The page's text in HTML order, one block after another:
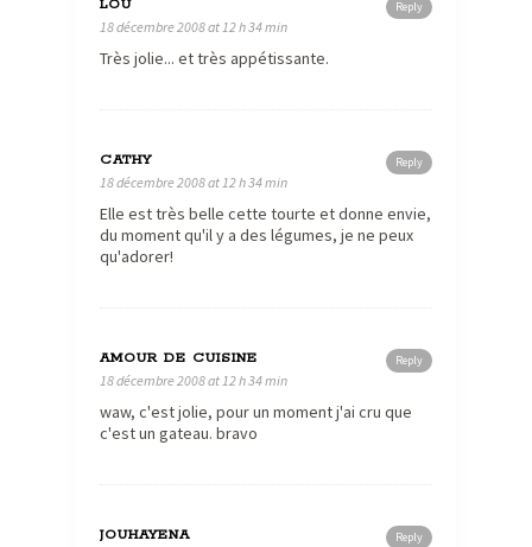
Reply
LOU
18 décembre 2008 at 12 h 34 min
Très jolie... et très appétissante.
Reply
CATHY
18 décembre 2008 at 12 h 34 min
Elle est très belle cette tourte et donne envie,
du moment qu'il y a des légumes, je ne peux
qu'adorer!
Reply
AMOUR DE CUISINE
18 décembre 2008 at 12 h 34 min
waw, c'est jolie, pour un moment j'ai cru que
c'est un gateau. bravo
Reply
JOUHAYENA